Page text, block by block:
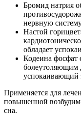
Бромид натрия
нервную
Настой
обладает
Кодеина фосфат
болеутоляющим
успокаивающий
Применяется для
повышенной
сна.